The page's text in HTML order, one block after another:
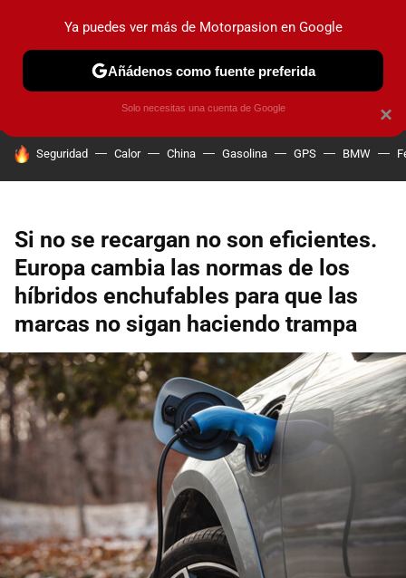
PRUEBAS COCHES ELÉCTRICOS OBSERVATORIO
HOY SE HABLA DE
Seguridad Calor China Gasolina GPS BMW
Si no se recargan no son eficientes.
Europa cambia las normas de los
híbridos enchufables para que las
marcas no sigan haciendo trampa
×
Ya puedes ver más de Motorpasion en Google
Añádenos como fuente preferida
Solo necesitas una cuenta de Google